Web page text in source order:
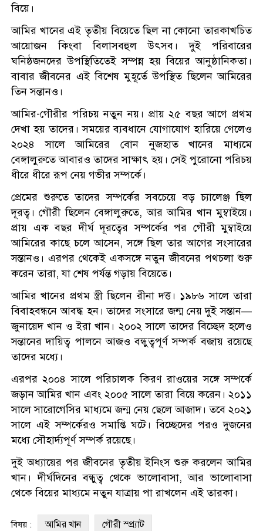
বিয়ে।
আমির খানের এই তৃতীয় বিয়েতে ছিল না কোনো তারকাখচিত
আয়োজন কিংবা বিলাসবহুল উৎসব। দুই পরিবারের
ঘনিষ্ঠজনদের উপস্থিতিতেই সম্পন্ন হয় বিয়ের আনুষ্ঠানিকতা।
বাবার জীবনের এই বিশেষ মুহূর্তে উপস্থিত ছিলেন আমিরের
তিন সন্তানও।
আমির-গৌরীর পরিচয় নতুন নয়। প্রায় ২৫ বছর আগে প্রথম
দেখা হয় তাদের। সময়ের ব্যবধানে যোগাযোগ হারিয়ে গেলেও
২০২৪ সালে আমিরের বোন নুজহাত খানের মাধ্যমে
বেঙ্গালুরুতে আবারও তাদের সাক্ষাৎ হয়। সেই পুরোনো পরিচয়
ধীরে ধীরে রূপ নেয় গভীর সম্পর্কে।
প্রেমের শুরুতে তাদের সম্পর্কের সবচেয়ে বড় চ্যালেঞ্জ ছিল
দূরত্ব। গৌরী ছিলেন বেঙ্গালুরুতে, আর আমির খান মুম্বাইয়ে।
প্রায় এক বছর দীর্ঘ দূরত্বের সম্পর্কের পর গৌরী মুম্বাইয়ে
আমিরের কাছে চলে আসেন, সঙ্গে ছিল তার আগের সংসারের
সন্তানও। এরপর থেকেই একসঙ্গে নতুন জীবনের পথচলা শুরু
করেন তারা, যা শেষ পর্যন্ত গড়ায় বিয়েতে।
আমির খানের প্রথম স্ত্রী ছিলেন রীনা দত্ত। ১৯৮৬ সালে তারা
বিবাহবন্ধনে আবদ্ধ হন। তাদের সংসারে জন্ম নেয় দুই সন্তান—
জুনায়েদ খান ও ইরা খান। ২০০২ সালে তাদের বিচ্ছেদ হলেও
সন্তানের দায়িত্ব পালনে আজও বন্ধুত্বপূর্ণ সম্পর্ক বজায় রয়েছে
তাদের মধ্যে।
এরপর ২০০৪ সালে পরিচালক কিরণ রাওয়ের সঙ্গে সম্পর্কে
জড়ান আমির খান এবং ২০০৫ সালে তারা বিয়ে করেন। ২০১১
সালে সারোগেসির মাধ্যমে জন্ম নেয় ছেলে আজাদ। তবে ২০২১
সালে এই সম্পর্কেরও সমাপ্তি ঘটে। বিচ্ছেদের পরও দুজনের
মধ্যে সৌহার্দ্যপূর্ণ সম্পর্ক রয়েছে।
দুই অধ্যায়ের পর জীবনের তৃতীয় ইনিংস শুরু করলেন আমির
খান। দীর্ঘদিনের বন্ধুত্ব থেকে ভালোবাসা, আর ভালোবাসা
থেকে বিয়ের মাধ্যমে নতুন যাত্রায় পা রাখলেন এই তারকা।
বিষয় : আমির খান গৌরী স্প্র্যাট